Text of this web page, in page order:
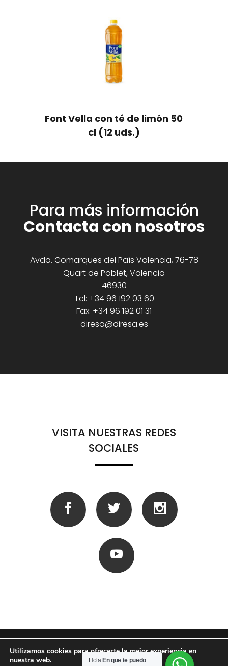
Font Vella con té de limón 50
cl (12 uds.)
Para más información
Contacta con nosotros
Avda. Comarques del País Valencia, 76-78
Quart de Poblet, Valencia
46930
Tel: +34 96 192 03 60
Fax: +34 96 192 01 31
diresa@diresa.es
VISITA NUESTRAS REDES
SOCIALES
Aviso legal
Política de cookies
Utilizamos cookies para ofrecerte la mejor experiencia en
nuestra web.
Hola En que te puedo